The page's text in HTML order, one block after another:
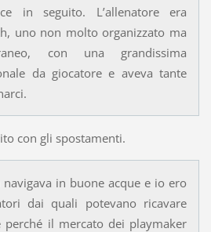
in seguito. L’allenatore era
uno non molto organizzato ma
con una grandissima
da giocatore e aveva tante
con gli spostamenti.
in buone acque e io ero
dai quali potevano ricavare
perché il mercato dei playmaker